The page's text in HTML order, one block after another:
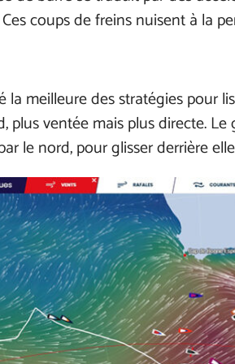
coups de freins nuisent à la
meilleure des stratégies pour
plus ventée mais plus directe.
le nord, pour glisser derrière